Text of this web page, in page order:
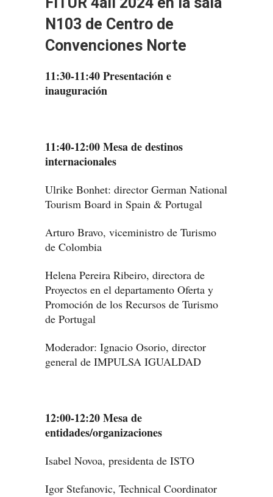
N103 de Centro de
Convenciones Norte
11:30-11:40 Presentación e
inauguración
11:40-12:00 Mesa de destinos
internacionales
Ulrike Bonhet: director German National
Tourism Board in Spain & Portugal
Arturo Bravo, viceministro de Turismo
de Colombia
Helena Pereira Ribeiro, directora de
Proyectos en el departamento Oferta y
Promoción de los Recursos de Turismo
de Portugal
Moderador: Ignacio Osorio, director
general de IMPULSA IGUALDAD
12:00-12:20 Mesa de
entidades/organizaciones
Isabel Novoa, presidenta de ISTO
Igor Stefanovic, Technical Coordinator